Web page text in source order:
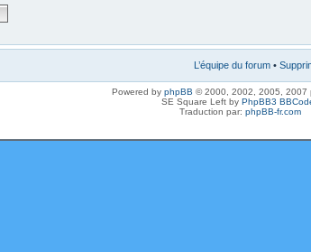
L’équipe du forum •
Powered by phpBB © 2000, 2002, 2005, 2007
SE Square Left by PhpBB3
Traduction par: phpBB-fr.com